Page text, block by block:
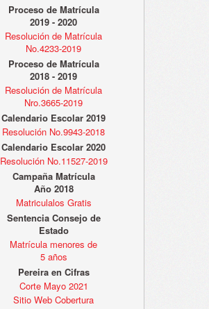
Proceso de Matrícula
2019 - 2020
Resolución de Matrícula
No.4233-2019
Proceso de Matrícula
2018 - 2019
Resolución de Matrícula
Nro.3665-2019
Calendario Escolar 2019
Resolución No.9943-2018
Calendario Escolar 2020
Resolución No.11527-2019
Campaña Matrícula
Año 2018
Matriculalos Gratis
Sentencia Consejo de
Estado
Matrícula menores de
5 años
Pereira en Cifras
Corte Mayo 2021
Sitio Web Cobertura